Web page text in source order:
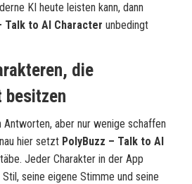
KI heute leisten kann, dann
Talk to AI Character unbedingt
die
besitzen
aber nur wenige schaffen
hier setzt PolyBuzz – Talk to AI
Jeder Charakter in der App
seine eigene Stimme und seine